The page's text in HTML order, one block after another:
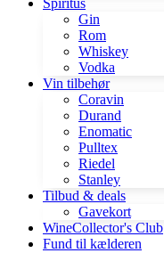
Spiritus
Gin
Rom
Whiskey
Vodka
Vin tilbehør
Coravin
Durand
Enomatic
Pulltex
Riedel
Stanley
Tilbud & deals
Gavekort
WineCollector's Club
Fund til kælderen